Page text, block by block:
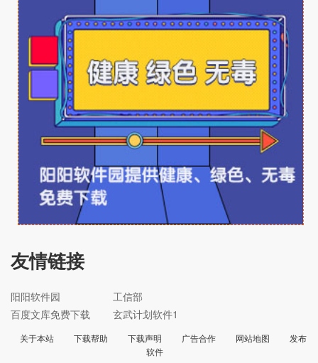
友情链接
阳阳软件园
工信部
百度文库免费下载
玄武计划软件1
关于本站 下载帮助 下载声明 广告合作 网站地图
发布
软件